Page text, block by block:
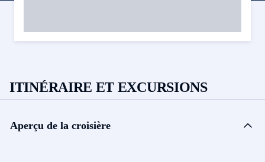
ITINÉRAIRE ET EXCURSIONS
Aperçu de la croisière